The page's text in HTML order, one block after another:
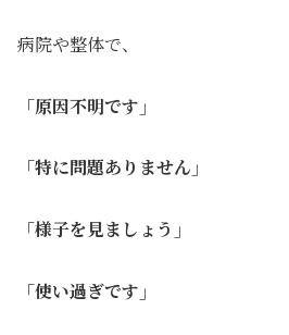
病院や整体で、
「原因不明です」
「特に問題ありません」
「様子を見ましょう」
「使い過ぎです」